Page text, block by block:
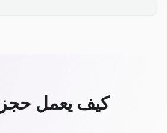
كيف يعمل حجز